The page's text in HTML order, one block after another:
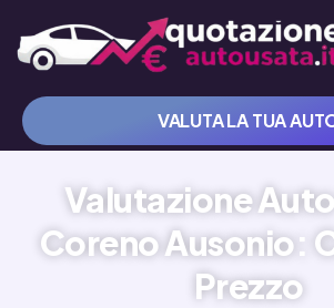
VALUTA LA TUA
Valutazione
Coreno Ausonio:
Prezzo